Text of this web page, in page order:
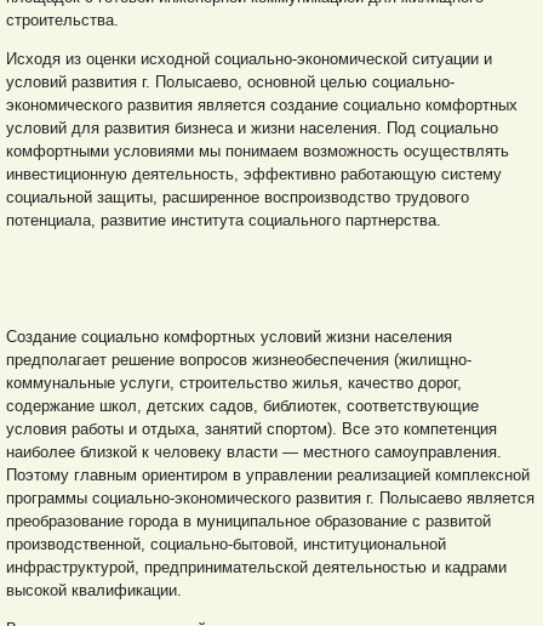
строительства.
Исходя из оценки исходной социально-экономической ситуации и
условий развития г. Полысаево, основной целью социально-
экономического развития является создание социально комфортных
условий для развития бизнеса и жизни населения. Под социально
комфортными условиями мы понимаем возможность осуществлять
инвестиционную деятельность, эффективно работающую систему
социальной защиты, расширенное воспроизводство трудового
потенциала, развитие института социального партнерства.
Создание социально комфортных условий жизни населения
предполагает решение вопросов жизнеобеспечения (жилищно-
коммунальные услуги, строительство жилья, качество дорог,
содержание школ, детских садов, библиотек, соответствующие
условия работы и отдыха, занятий спортом). Все это компетенция
наиболее близкой к человеку власти — местного самоуправления.
Поэтому главным ориентиром в управлении реализацией комплексной
программы социально-экономического развития г. Полысаево является
преобразование города в муниципальное образование с развитой
производственной, социально-бытовой, институциональной
инфраструктурой, предпринимательской деятельностью и кадрами
высокой квалификации.